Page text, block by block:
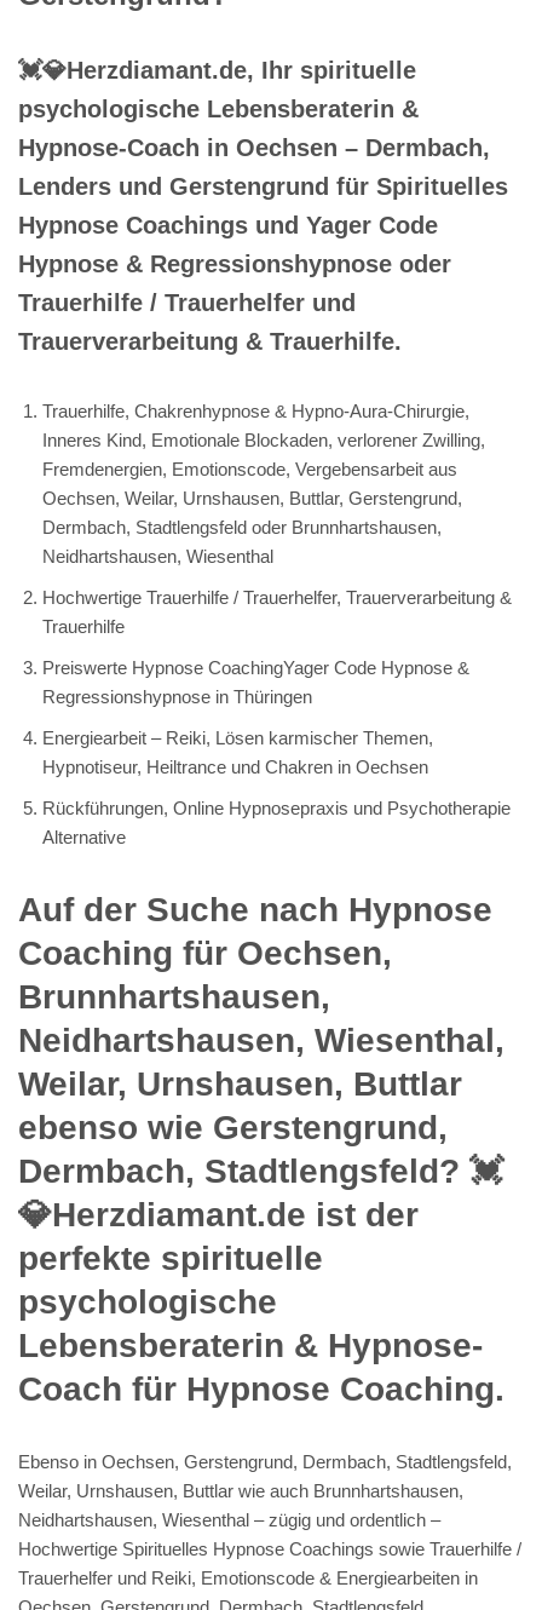
💓️💎Herzdiamant.de, Ihr spirituelle
psychologische Lebensberaterin &
Hypnose-Coach in Oechsen – Dermbach,
Lenders und Gerstengrund für Spirituelles
Hypnose Coachings und Yager Code
Hypnose & Regressionshypnose oder
Trauerhilfe / Trauerhelfer und
Trauerverarbeitung & Trauerhilfe.
Trauerhilfe, Chakrenhypnose & Hypno-Aura-Chirurgie,
Inneres Kind, Emotionale Blockaden, verlorener Zwilling,
Fremdenergien, Emotionscode, Vergebensarbeit aus
Oechsen, Weilar, Urnshausen, Buttlar, Gerstengrund,
Dermbach, Stadtlengsfeld oder Brunnhartshausen,
Neidhartshausen, Wiesenthal
Hochwertige Trauerhilfe / Trauerhelfer, Trauerverarbeitung &
Trauerhilfe
Preiswerte Hypnose CoachingYager Code Hypnose &
Regressionshypnose in Thüringen
Energiearbeit – Reiki, Lösen karmischer Themen,
Hypnotiseur, Heiltrance und Chakren in Oechsen
Rückführungen, Online Hypnosepraxis und Psychotherapie
Alternative
Auf der Suche nach Hypnose
Coaching für Oechsen,
Brunnhartshausen,
Neidhartshausen, Wiesenthal,
Weilar, Urnshausen, Buttlar
ebenso wie Gerstengrund,
Dermbach, Stadtlengsfeld? 💓️
💎Herzdiamant.de ist der
perfekte spirituelle
psychologische
Lebensberaterin & Hypnose-
Coach für Hypnose Coaching.
Ebenso in Oechsen, Gerstengrund, Dermbach, Stadtlengsfeld,
Weilar, Urnshausen, Buttlar wie auch Brunnhartshausen,
Neidhartshausen, Wiesenthal – zügig und ordentlich –
Hochwertige Spirituelles Hypnose Coachings sowie Trauerhilfe /
Trauerhelfer und Reiki, Emotionscode & Energiearbeiten in